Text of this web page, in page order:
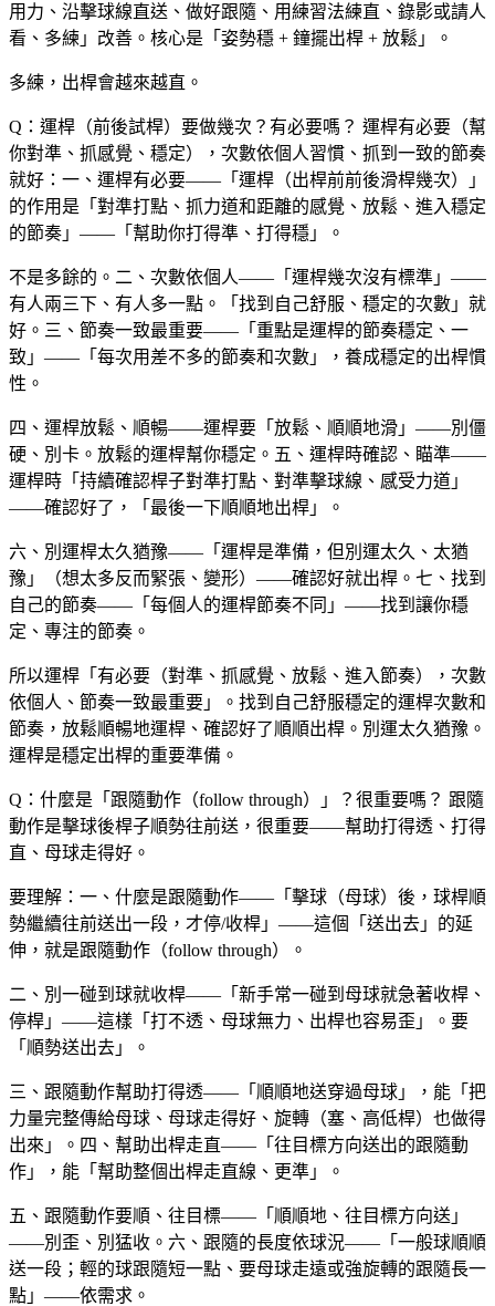
用力、沿擊球線直送、做好跟隨、用練習法練直、錄影或請人
看、多練」改善。核心是「姿勢穩 + 鐘擺出桿 + 放鬆」。
多練，出桿會越來越直。
Q：運桿（前後試桿）要做幾次？有必要嗎？ 運桿有必要（幫
你對準、抓感覺、穩定），次數依個人習慣、抓到一致的節奏
就好：一、運桿有必要——「運桿（出桿前前後滑桿幾次）」
的作用是「對準打點、抓力道和距離的感覺、放鬆、進入穩定
的節奏」——「幫助你打得準、打得穩」。
不是多餘的。二、次數依個人——「運桿幾次沒有標準」——
有人兩三下、有人多一點。「找到自己舒服、穩定的次數」就
好。三、節奏一致最重要——「重點是運桿的節奏穩定、一
致」——「每次用差不多的節奏和次數」，養成穩定的出桿慣
性。
四、運桿放鬆、順暢——運桿要「放鬆、順順地滑」——別僵
硬、別卡。放鬆的運桿幫你穩定。五、運桿時確認、瞄準——
運桿時「持續確認桿子對準打點、對準擊球線、感受力道」
——確認好了，「最後一下順順地出桿」。
六、別運桿太久猶豫——「運桿是準備，但別運太久、太猶
豫」（想太多反而緊張、變形）——確認好就出桿。七、找到
自己的節奏——「每個人的運桿節奏不同」——找到讓你穩
定、專注的節奏。
所以運桿「有必要（對準、抓感覺、放鬆、進入節奏），次數
依個人、節奏一致最重要」。找到自己舒服穩定的運桿次數和
節奏，放鬆順暢地運桿、確認好了順順出桿。別運太久猶豫。
運桿是穩定出桿的重要準備。
Q：什麼是「跟隨動作（follow through）」？很重要嗎？ 跟隨
動作是擊球後桿子順勢往前送，很重要——幫助打得透、打得
直、母球走得好。
要理解：一、什麼是跟隨動作——「擊球（母球）後，球桿順
勢繼續往前送出一段，才停/收桿」——這個「送出去」的延
伸，就是跟隨動作（follow through）。
二、別一碰到球就收桿——「新手常一碰到母球就急著收桿、
停桿」——這樣「打不透、母球無力、出桿也容易歪」。要
「順勢送出去」。
三、跟隨動作幫助打得透——「順順地送穿過母球」，能「把
力量完整傳給母球、母球走得好、旋轉（塞、高低桿）也做得
出來」。四、幫助出桿走直——「往目標方向送出的跟隨動
作」，能「幫助整個出桿走直線、更準」。
五、跟隨動作要順、往目標——「順順地、往目標方向送」
——別歪、別猛收。六、跟隨的長度依球況——「一般球順順
送一段；輕的球跟隨短一點、要母球走遠或強旋轉的跟隨長一
點」——依需求。